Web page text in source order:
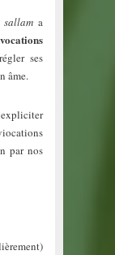
a
ses
âme.
par nos